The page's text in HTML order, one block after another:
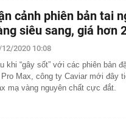
Người đàn ông được công an mời
cảnh phiên bản tai
siêu sang, giá hơn
2020 10:08
khi “gây sốt” với các phiên bản
Pro Max, công ty Caviar mới đây
mạ vàng nguyên chất cực đắt.